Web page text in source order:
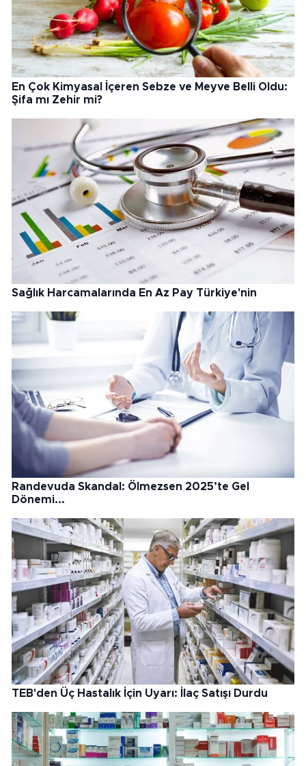
En Çok Kimyasal İçeren Sebze ve Meyve Belli Oldu:
Şifa mı Zehir mi?
Sağlık Harcamalarında En Az Pay Türkiye'nin
Randevuda Skandal: Ölmezsen 2025’te Gel
Dönemi...
TEB'den Üç Hastalık İçin Uyarı: İlaç Satışı Durdu